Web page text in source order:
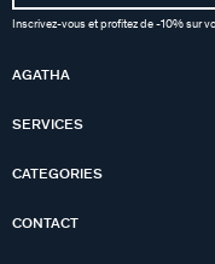
Inscrivez-vous et profitez de -10% sur
AGATHA
SERVICES
CATEGORIES
CONTACT